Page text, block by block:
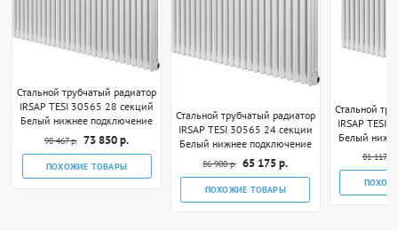
Стальной трубчатый радиатор
IRSAP TESI 30565 28 секций
Белый нижнее подключение
98 467 р. 73 850 р.
ПОХОЖИЕ ТОВАРЫ
Стальной трубчатый радиатор
IRSAP TESI 30565 24 секции
Белый нижнее подключение
86 900 р. 65 175 р.
ПОХОЖИЕ ТОВАРЫ
Стальной
IRSAP TESI
Белый
81 117 р.